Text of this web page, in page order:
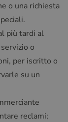
o una richiesta
più tardi al
o
per iscritto o
su un
reclami;